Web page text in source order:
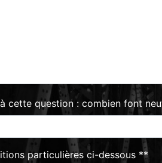
cette question : combien font
particulières ci-dessous **